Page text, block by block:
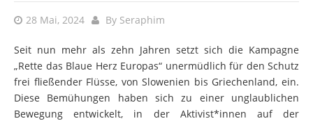
28 Mai, 2024 By Seraphim
Seit nun mehr als zehn Jahren setzt sich die Kampagne
„Rette das Blaue Herz Europas“ unermüdlich für den Schutz
frei fließender Flüsse, von Slowenien bis Griechenland, ein.
Diese Bemühungen haben sich zu einer unglaublichen
Bewegung entwickelt, in der Aktivist*innen auf der